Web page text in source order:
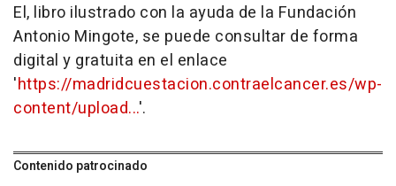
El, libro ilustrado con la ayuda de la Fundación
Antonio Mingote, se puede consultar de forma
digital y gratuita en el enlace
'https://madridcuestacion.contraelcancer.es/wp-
content/upload...'.
Contenido patrocinado